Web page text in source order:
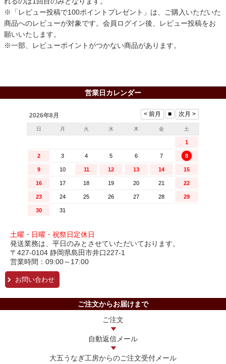
※「レビュー投稿で100ポイントプレゼント」は、ご購入いただいた
商品へのレビューが対象です。会員ログイン後、レビュー投稿をお
願いいたします。
※一部、レビューポイントがつかない商品があります。
営業日カレンダー
土曜・日曜・祝祭日定休日
発送業務は、平日のみとさせていただいております。
〒427-0104 静岡県島田市井口227-1
営業時間：09:00～17:00
お問い合わせ
ご注文からお届けまで
ご注文
自動返信メール
大五うなぎ工房からのご注文受付メール